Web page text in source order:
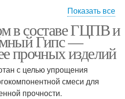
Показать все
в составе ГЦПВ и
Гипс —
прочных изделий
с целью упрощения
смеси для
прочности.